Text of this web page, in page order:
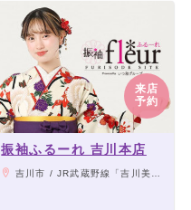
来店
予約
振袖ふるーれ 吉川本店
吉川市 / JR武蔵野線「吉川美南」駅から徒歩10分